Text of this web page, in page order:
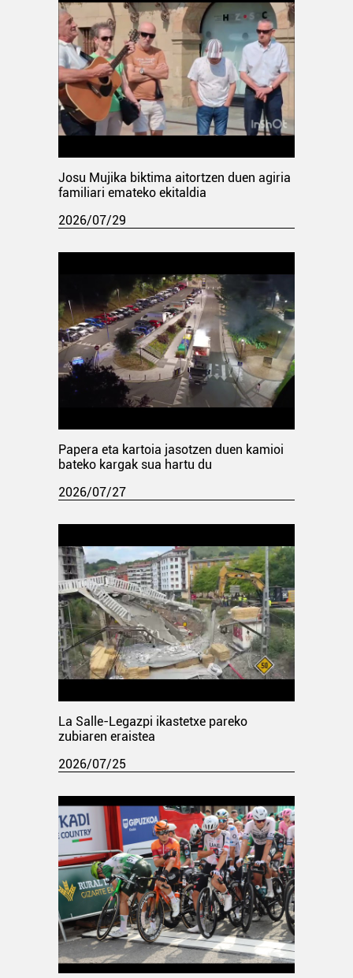
Josu Mujika biktima aitortzen duen agiria
familiari emateko ekitaldia
2026/07/29
Papera eta kartoia jasotzen duen kamioi
bateko kargak sua hartu du
2026/07/27
La Salle-Legazpi ikastetxe pareko
zubiaren eraistea
2026/07/25